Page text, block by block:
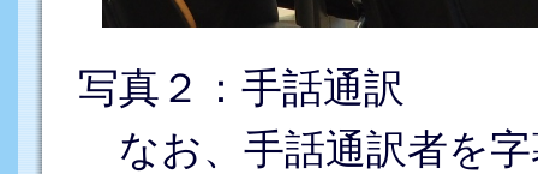
写真２：手話通訳
なお、手話通訳者を